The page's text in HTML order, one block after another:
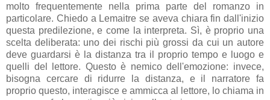
molto frequentemente nella prima parte del romanzo in
particolare. Chiedo a Lemaitre se aveva chiara fin dall'inizio
questa predilezione, e come la interpreta. Sì, è proprio una
scelta deliberata: uno dei rischi più grossi da cui un autore
deve guardarsi è la distanza tra il proprio tempo e luogo e
quelli del lettore. Questo è nemico dell'emozione: invece,
bisogna cercare di ridurre la distanza, e il narratore fa
proprio questo, interagisce e ammicca al lettore, lo chiama in